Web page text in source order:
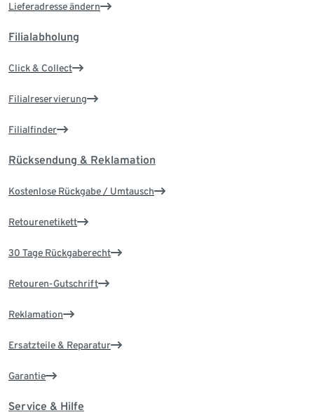
Lieferadresse ändern
Filialabholung
Click & Collect
Filialreservierung
Filialfinder
Rücksendung & Reklamation
Kostenlose Rückgabe / Umtausch
Retourenetikett
30 Tage Rückgaberecht
Retouren-Gutschrift
Reklamation
Ersatzteile & Reparatur
Garantie
Service & Hilfe